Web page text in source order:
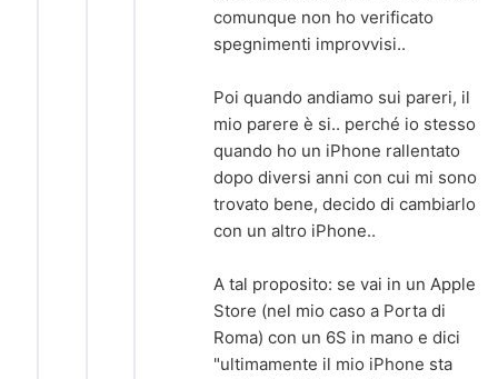
comunque non ho verificato
spegnimenti improvvisi..
Poi quando andiamo sui pareri, il
mio parere è si.. perché io stesso
quando ho un iPhone rallentato
dopo diversi anni con cui mi sono
trovato bene, decido di cambiarlo
con un altro iPhone..
A tal proposito: se vai in un Apple
Store (nel mio caso a Porta di
Roma) con un 6S in mano e dici
"ultimamente il mio iPhone sta